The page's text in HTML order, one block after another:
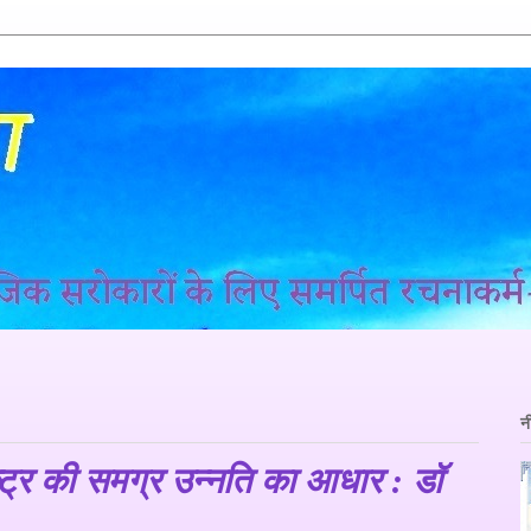
की समग्र उन्नति का आधार : डॉ